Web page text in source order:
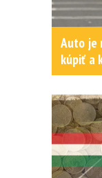
Auto je
kúpiť a